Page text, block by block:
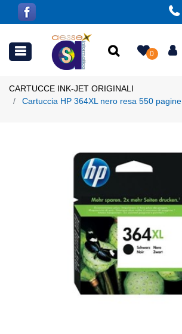
Open menu 0
CARTUCCE INK-JET ORIGINALI
Cartuccia HP 364XL nero resa 550 pagine